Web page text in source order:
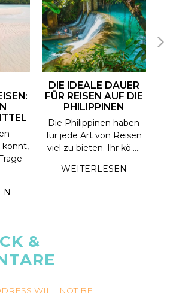
könnt,
DIE IDEALE DAUER
FÜR REISEN AUF DIE
PHILIPPINEN
Die Philippinen haben
für jede Art von Reisen
viel zu bieten. Ihr kö.....
WEITERLESEN
&
WILL NOT BE